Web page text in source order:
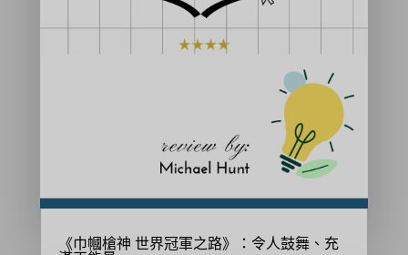
《巾幗槍神 世界冠軍之路》：令人鼓舞、充